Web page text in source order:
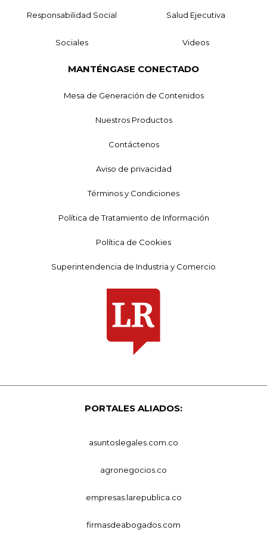
Responsabilidad Social Salud Ejecutiva
Sociales Videos
MANTÉNGASE CONECTADO
Mesa de Generación de Contenidos
Nuestros Productos
Contáctenos
Aviso de privacidad
Términos y Condiciones
Política de Tratamiento de Información
Política de Cookies
Superintendencia de Industria y Comercio
PORTALES ALIADOS:
asuntoslegales.com.co
agronegocios.co
empresas.larepublica.co
firmasdeabogados.com